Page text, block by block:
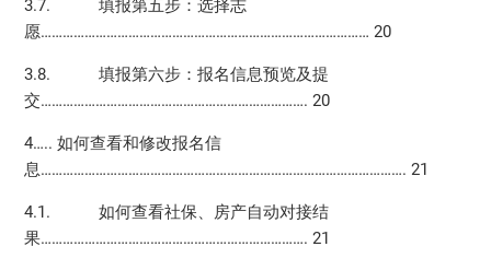
3.7. 填报第五步：选择志
愿……………………………………………………………………………… 20
3.8. 填报第六步：报名信息预览及提
交………………………………………………………………. 20
4….. 如何查看和修改报名信
息………………………………………………………………………………………. 21
4.1. 如何查看社保、房产自动对接结
果………………………………………………………………. 21